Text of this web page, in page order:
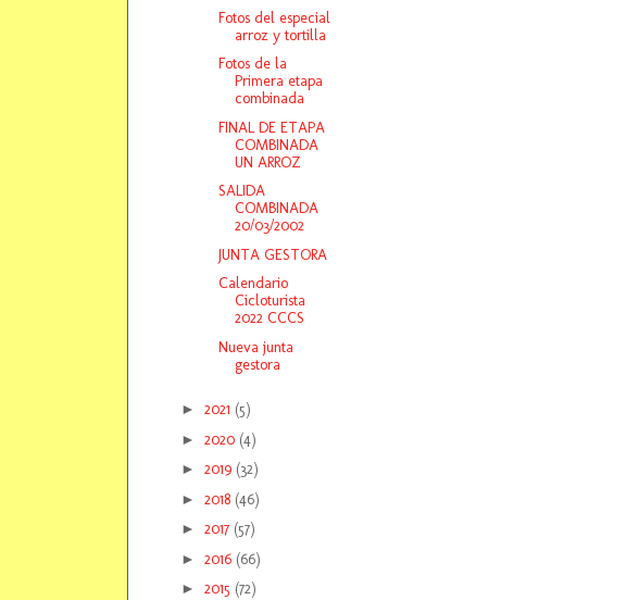
Fotos del especial
arroz y tortilla
Fotos de la
Primera etapa
combinada
FINAL DE ETAPA
COMBINADA
UN ARROZ
SALIDA
COMBINADA
20/03/2002
JUNTA GESTORA
Calendario
Cicloturista
2022 CCCS
Nueva junta
gestora
► 2021 (5)
► 2020 (4)
► 2019 (32)
► 2018 (46)
► 2017 (57)
► 2016 (66)
► 2015 (72)